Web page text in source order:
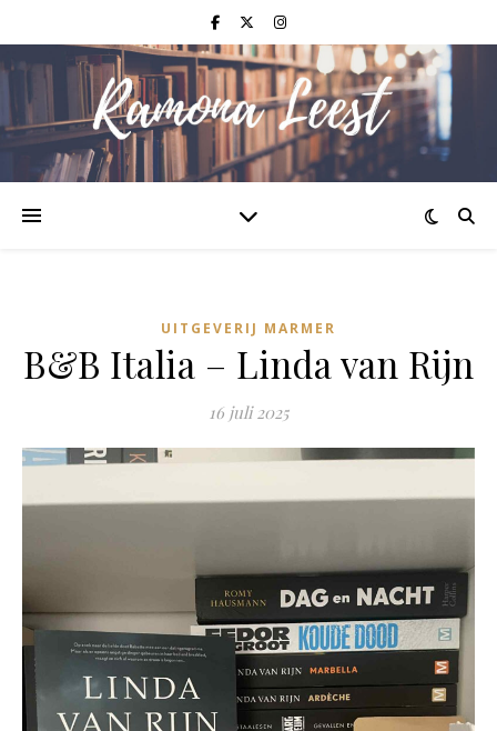
UITGEVERIJ MARMER
B&B Italia – Linda van Rijn
16 juli 2025